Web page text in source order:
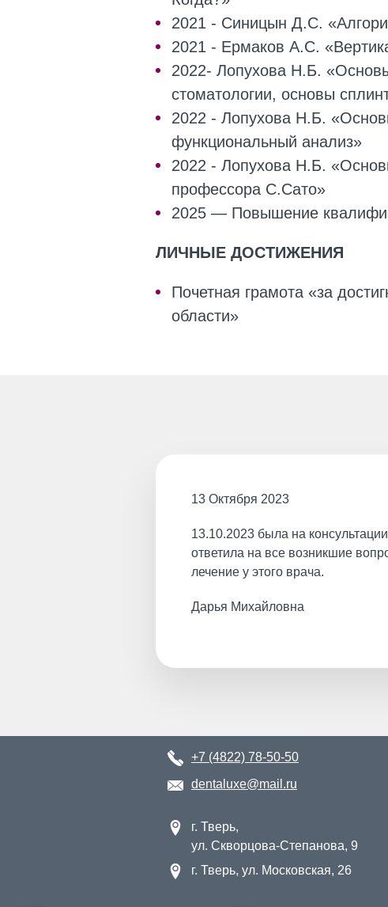
2021 - Синицын Д.С.
2021 - Ермаков А.С.
2022- Лопухова Н.Б.
стоматологии, основы
2022 - Лопухова Н.Б.
функциональный анализ»
2022 - Лопухова Н.Б.
профессора С.Сато»
2025 — Повышение
ЛИЧНЫЕ ДОСТИЖЕНИЯ
Почетная грамота «за
области»
13 Октября 2023
13.10.2023 была на
ответила на все возникшие
лечение у этого врача.
Дарья Михайловна
+7 (4822) 78-50-50
dentaluxe@mail.ru
г. Тверь,
ул. Скворцова-Степанова, 9
г. Тверь, ул. Московская, 26